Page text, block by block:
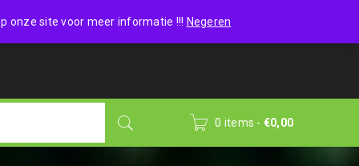
onze site voor meer informatie !!! Negeren
Wishlist (0)
0 items - €0,00